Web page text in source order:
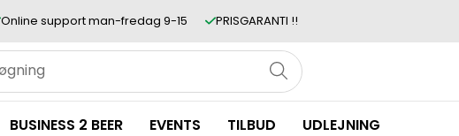
Online support man-fredag 9-15 PRISGARANTI !!
BUSINESS 2 BEER EVENTS TILBUD UDLEJNING